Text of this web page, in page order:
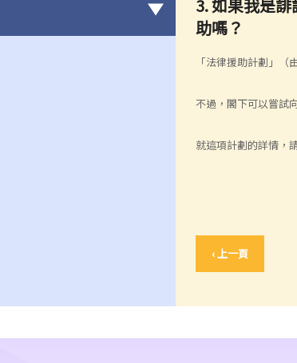
3. 如果我是
助嗎？
「法律援助計劃」
不過，閣下可以嘗試
就這項計劃的詳情，
‹ 上一頁
被視為「短暫形式誹謗」？為
和「短暫形式誹謗」？
？這些案件是由法官還是由陪
去決定字句是否含有誹謗意思？